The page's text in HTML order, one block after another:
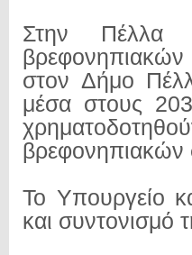
Στην Πέλλα
στον Δήμο
μέσα στους
βρεφονηπιακών
Το Υπουργείο
και συντονισμό